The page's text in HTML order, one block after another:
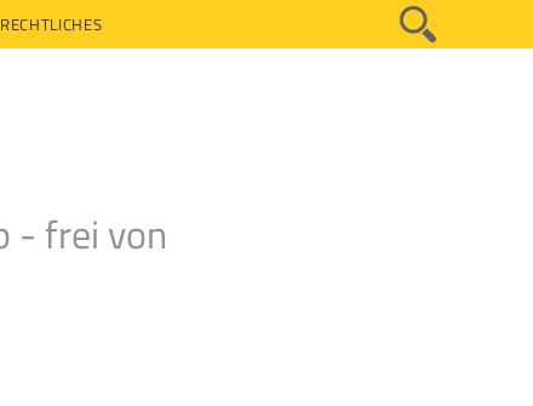
RECHTLICHES
- frei von